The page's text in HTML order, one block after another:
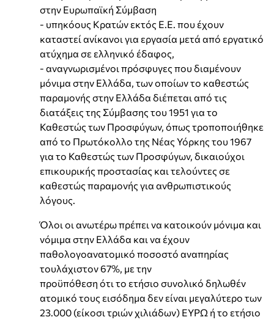
στην Ευρωπαϊκή Σύμβαση
- υπηκόους Κρατών εκτός Ε.Ε. που έχουν
καταστεί ανίκανοι για εργασία μετά από εργατικό
ατύχημα σε ελληνικό έδαφος,
- αναγνωρισμένοι πρόσφυγες που διαμένουν
μόνιμα στην Ελλάδα, των οποίων το καθεστώς
παραμονής στην Ελλάδα διέπεται από τις
διατάξεις της Σύμβασης του 1951 για το
Καθεστώς των Προσφύγων, όπως τροποποιήθηκε
από το Πρωτόκολλο της Νέας Υόρκης του 1967
για το Καθεστώς των Προσφύγων, δικαιούχοι
επικουρικής προστασίας και τελούντες σε
καθεστώς παραμονής για ανθρωπιστικούς
λόγους.
Όλοι οι ανωτέρω πρέπει να κατοικούν μόνιμα και
νόμιμα στην Ελλάδα και να έχουν
παθολογοανατομικό ποσοστό αναπηρίας
τουλάχιστον 67%, με την
προϋπόθεση ότι το ετήσιο συνολικό δηλωθέν
ατομικό τους εισόδημα δεν είναι μεγαλύτερο των
23.000 (είκοσι τριών χιλιάδων) ΕΥΡΩ ή το ετήσιο